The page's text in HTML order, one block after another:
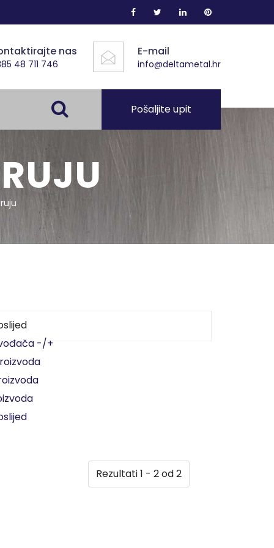
nas
48 711 746
E-mail
info@deltametal.hr
Pošaljite upit
-/+
Rezultati 1 - 2 od 2